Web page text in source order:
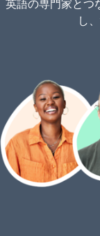
英語の専門家とつ
し